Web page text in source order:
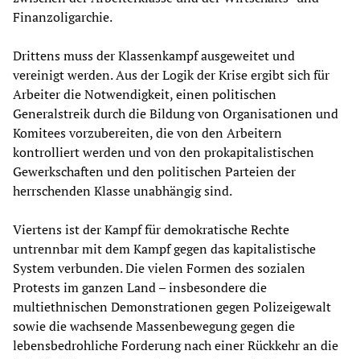
Finanzoligarchie.
Drittens muss der Klassenkampf ausgeweitet und
vereinigt werden. Aus der Logik der Krise ergibt sich für
Arbeiter die Notwendigkeit, einen politischen
Generalstreik durch die Bildung von Organisationen und
Komitees vorzubereiten, die von den Arbeitern
kontrolliert werden und von den prokapitalistischen
Gewerkschaften und den politischen Parteien der
herrschenden Klasse unabhängig sind.
Viertens ist der Kampf für demokratische Rechte
untrennbar mit dem Kampf gegen das kapitalistische
System verbunden. Die vielen Formen des sozialen
Protests im ganzen Land – insbesondere die
multiethnischen Demonstrationen gegen Polizeigewalt
sowie die wachsende Massenbewegung gegen die
lebensbedrohliche Forderung nach einer Rückkehr an die